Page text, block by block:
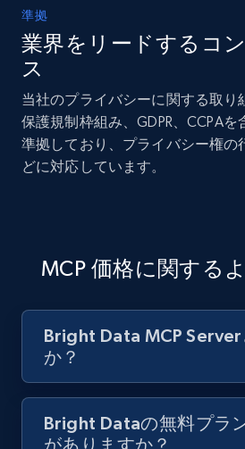
準拠
業界をリードするコ
ス
当社のプライバシーに関する取り
保護規制枠組み、GDPR、CCPA
準拠しており、プライバシー権の
どに対応しています。
MCP 価格に関する
Bright Data MCP
か？
Bright Dataの無料プラ
がありますか？